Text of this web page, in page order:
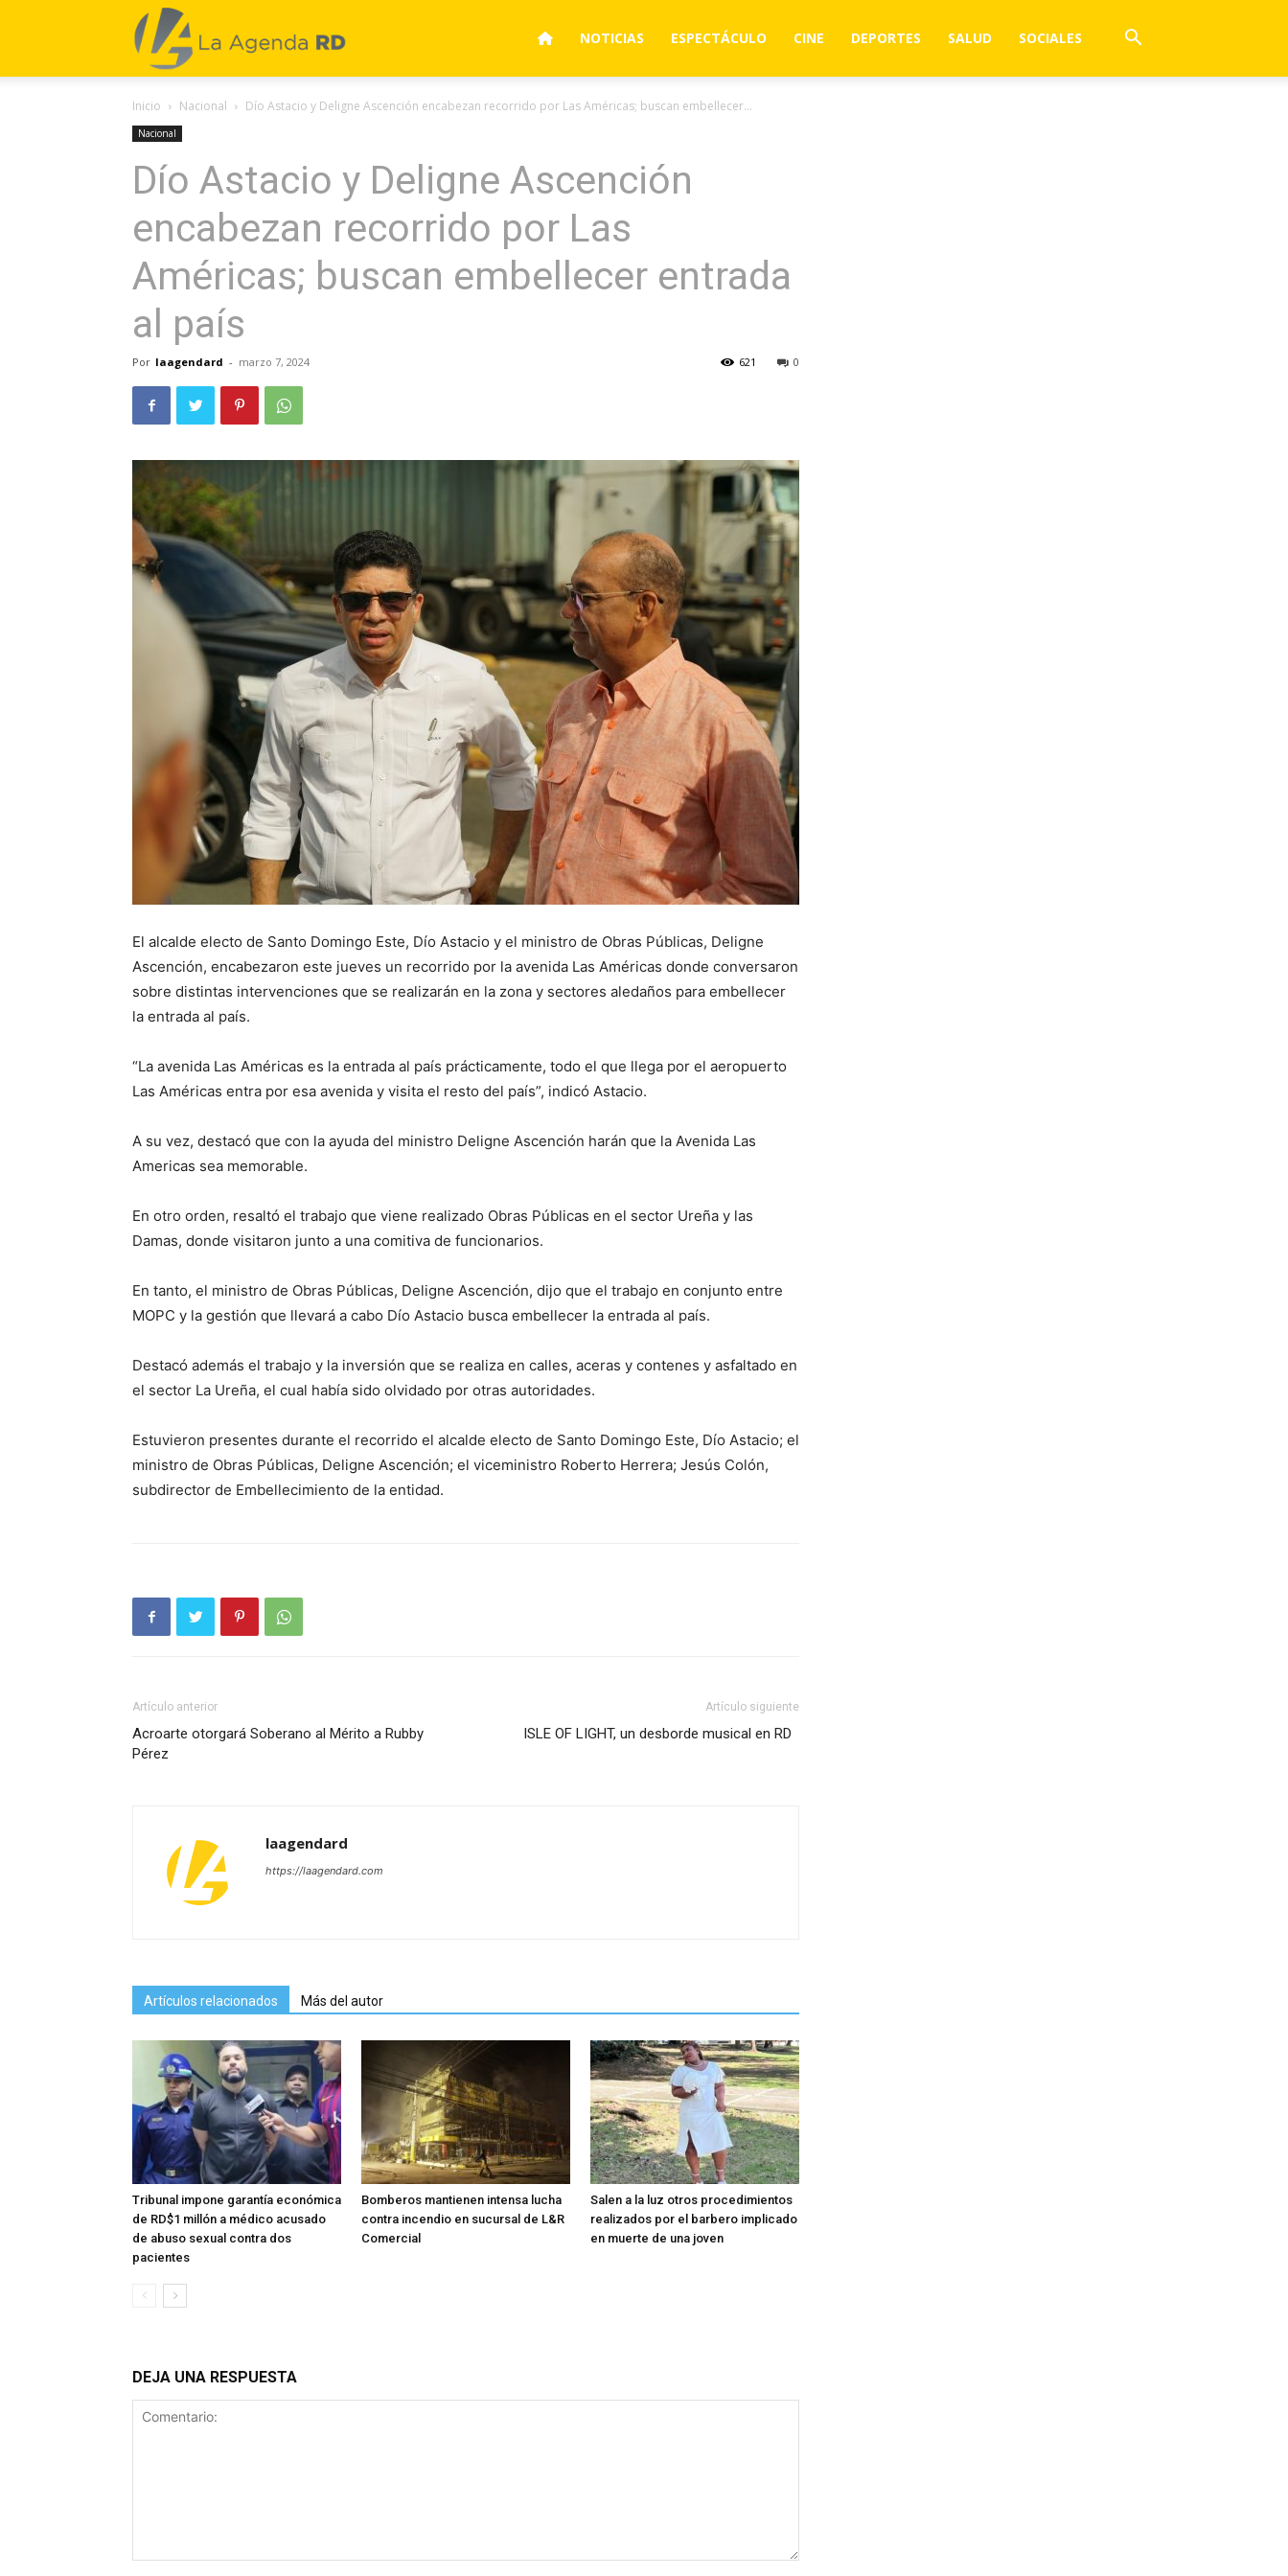
La
Agenda
RD
NOTICIAS ESPECTÁCULO CINE DEPORTES SALUD SOCIALES
Inicio Nacional Dío Astacio y Deligne Ascención encabezan recorrido por Las Américas; buscan embellecer...
Nacional
Dío Astacio y Deligne Ascención
encabezan recorrido por Las
Américas; buscan embellecer entrada
al país
Por laagendard - marzo 7, 2024 0
621
El alcalde electo de Santo Domingo Este, Dío Astacio y el ministro de Obras Públicas, Deligne
Ascención, encabezaron este jueves un recorrido por la avenida Las Américas donde conversaron
sobre distintas intervenciones que se realizarán en la zona y sectores aledaños para embellecer
la entrada al país.
“La avenida Las Américas es la entrada al país prácticamente, todo el que llega por el aeropuerto
Las Américas entra por esa avenida y visita el resto del país”, indicó Astacio.
A su vez, destacó que con la ayuda del ministro Deligne Ascención harán que la Avenida Las
Americas sea memorable.
En otro orden, resaltó el trabajo que viene realizado Obras Públicas en el sector Ureña y las
Damas, donde visitaron junto a una comitiva de funcionarios.
En tanto, el ministro de Obras Públicas, Deligne Ascención, dijo que el trabajo en conjunto entre
MOPC y la gestión que llevará a cabo Dío Astacio busca embellecer la entrada al país.
Destacó además el trabajo y la inversión que se realiza en calles, aceras y contenes y asfaltado en
el sector La Ureña, el cual había sido olvidado por otras autoridades.
Estuvieron presentes durante el recorrido el alcalde electo de Santo Domingo Este, Dío Astacio; el
ministro de Obras Públicas, Deligne Ascención; el viceministro Roberto Herrera; Jesús Colón,
subdirector de Embellecimiento de la entidad.
Artículo anterior
Acroarte otorgará Soberano al Mérito a Rubby
Pérez
Artículo siguiente
ISLE OF LIGHT, un desborde musical en RD
laagendard
https://laagendard.com
Artículos relacionados Más del autor
Tribunal impone garantía económica
de RD$1 millón a médico acusado
de abuso sexual contra dos
pacientes
Bomberos mantienen intensa lucha
contra incendio en sucursal de L&R
Comercial
Salen a la luz otros procedimientos
realizados por el barbero implicado
en muerte de una joven
DEJA UNA RESPUESTA